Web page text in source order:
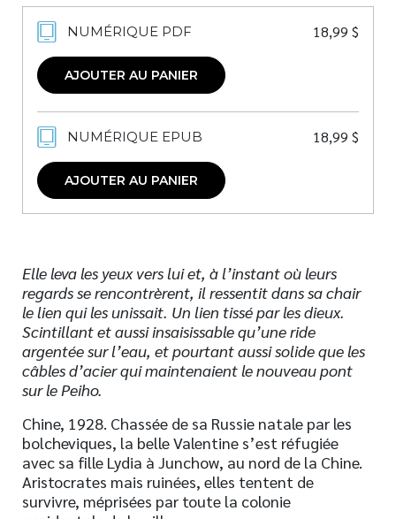
NUMÉRIQUE PDF 18,99 $
AJOUTER AU PANIER
NUMÉRIQUE EPUB 18,99 $
AJOUTER AU PANIER
Elle leva les yeux vers lui et, à l’instant où leurs
regards se rencontrèrent, il ressentit dans sa chair
le lien qui les unissait. Un lien tissé par les dieux.
Scintillant et aussi insaisissable qu’une ride
argentée sur l’eau, et pourtant aussi solide que les
câbles d’acier qui maintenaient le nouveau pont
sur le Peiho.
Chine, 1928. Chassée de sa Russie natale par les
bolcheviques, la belle Valentine s’est réfugiée
avec sa fille Lydia à Junchow, au nord de la Chine.
Aristocrates mais ruinées, elles tentent de
survivre, méprisées par toute la colonie